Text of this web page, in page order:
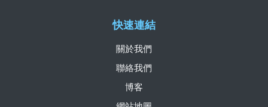
快速連結
關於我們
聯絡我們
博客